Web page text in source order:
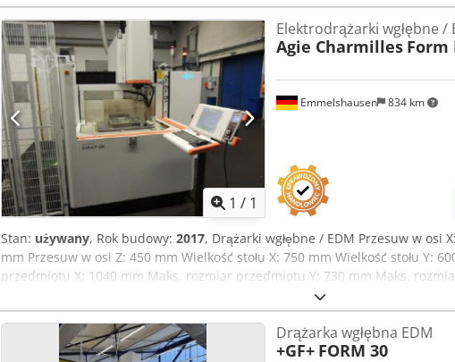
1 / 1
Emmelshausen 834 km
Elektrodrążarki wgłębne /
Agie Charmilles Form
Stan: używany, Rok budowy: 2017, Drążarki wgłębne / EDM Przesuw w osi
mm Przesuw w osi Z: 450 mm Wielkość stołu X: 750 mm Wielkość stołu Y:
przedmiotu X: 1040 mm Maks. rozmiar przedmiotu Y: 730 mm Maks.
masa elektrody: 50 kg Dcjdpfoym Rr Njx Ahmok Maks. masa przedmiotu
64 A Chłodziarka Obniżany zbiornik Sterowanie Charmilles Precyzyjna
Zintegrowany generator System dielektryczny z chłodzeniem
Drążarka wgłębna EDM
+GF+ FORM 30